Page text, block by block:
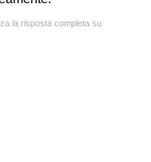
la risposta completa su